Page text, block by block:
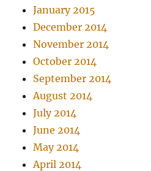
January 2015
December 2014
November 2014
October 2014
September 2014
August 2014
July 2014
June 2014
May 2014
April 2014